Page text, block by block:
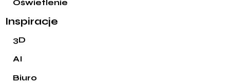
Oświetlenie
Inspiracje
3D
AI
Biuro